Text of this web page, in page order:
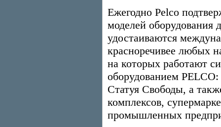
Ежегодно Pelco
моделей оборудования
удостаиваются
красноречивее любых
на которых работают
оборудованием
Статуя Свободы, а
комплексов,
промышленных